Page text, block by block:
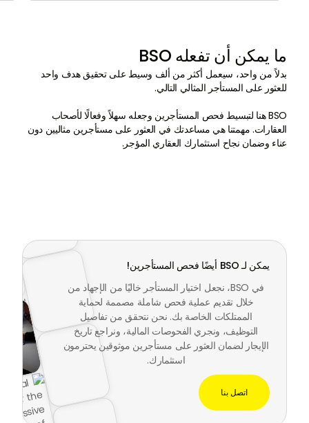
ما يمكن أن تفعله BSO
بدلاً من واحد، سيعمل أكثر من ألف وسيط على تحقيق هدف واحد
للعثور على المستأجر المثالي التالي.
BSO هنا لتبسيط فحص المستأجرين وجعله سهلاً وفعالًا لأصحاب
العقارات. مهمتنا هي مساعدتك في العثور على مستأجرين مثاليين دون
عناء وضمان نجاح استثمارك العقاري المؤجر.
يمكن لـ BSO أيضًا فحص المستأجرين!
في BSO، نجعل اختيار المستأجر خاليًا من الإجهاد من
خلال تقديم عملية فحص شاملة مصممة لحماية
الممتلكات الخاصة بك. نحن نتحقق من تفاصيل
التوظيف، ونجري الفحوصات المالية، ونراجع تاريخ
الإيجار لضمان العثور على مستأجرين موثوقين يحترمون
استثمارك.
اتصل بنا